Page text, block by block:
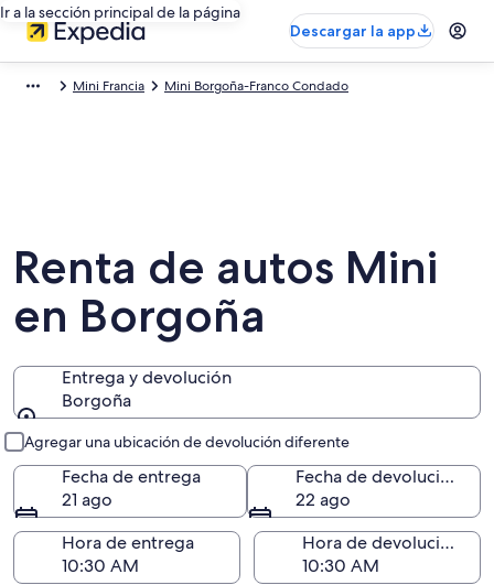
Ir a la sección principal de la página
Descargar la app
Mini Francia Mini Borgoña-Franco Condado
Renta de autos Mini
en Borgoña
Entrega y devolución
Borgoña
Agregar una ubicación de devolución diferente
Fecha de entrega
21 ago
Fecha de devolución
22 ago
Hora de entrega
Hora de devolución